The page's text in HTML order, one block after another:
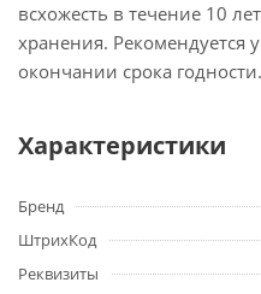
всхожесть в течение 10
хранения. Рекомендуется
окончании срока годности.
Характеристики
Бренд
ШтрихКод
Реквизиты